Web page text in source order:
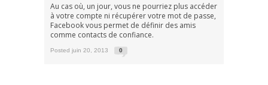
Au cas où, un jour, vous ne pourriez plus accéder
à votre compte ni récupérer votre mot de passe,
Facebook vous permet de définir des amis
comme contacts de confiance.
Posted juin 20, 2013 0